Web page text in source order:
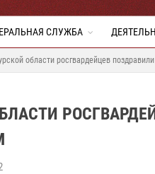
СЛУЖБА
области росгвардейцев